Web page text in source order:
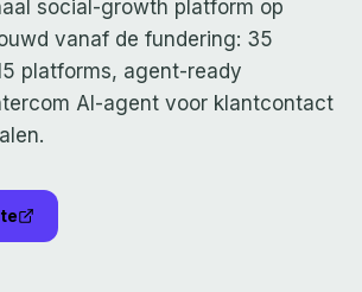
social-growth platform op
vanaf de fundering: 35
platforms, agent-ready
AI-agent voor klantcontact